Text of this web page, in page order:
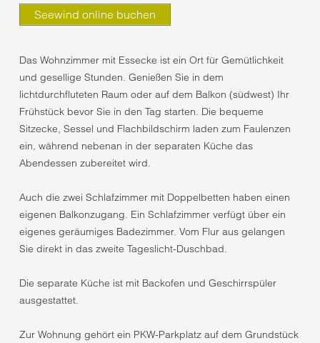
Seewind online buchen
Das Wohnzimmer mit Essecke ist ein Ort für Gemütlichkeit
und gesellige Stunden. Genießen Sie in dem
lichtdurchfluteten Raum oder auf dem Balkon (südwest) Ihr
Frühstück bevor Sie in den Tag starten. Die bequeme
Sitzecke, Sessel und Flachbildschirm laden zum Faulenzen
ein, während nebenan in der separaten Küche das
Abendessen zubereitet wird.
Auch die zwei Schlafzimmer mit Doppelbetten haben einen
eigenen Balkonzugang. Ein Schlafzimmer verfügt über ein
eigenes geräumiges Badezimmer. Vom Flur aus gelangen
Sie direkt in das zweite Tageslicht-Duschbad.
Die separate Küche ist mit Backofen und Geschirrspüler
ausgestattet.
Zur Wohnung gehört ein PKW-Parkplatz auf dem Grundstück